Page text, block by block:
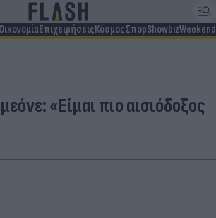
ΟικονομίαΕπιχειρήσειςΚόσμοςΣπορShowbizWeekend
«Είμαι πιo αισιόδοξος